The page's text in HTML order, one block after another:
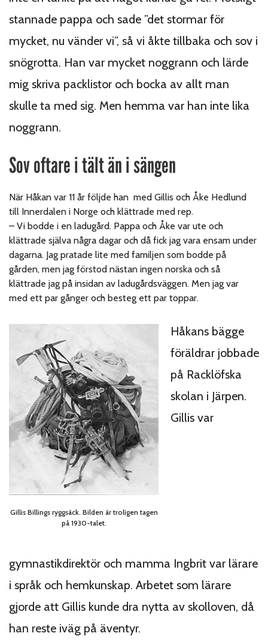
stannade pappa och sade ”det stormar för
mycket, nu vänder vi”, så vi åkte tillbaka och sov i
snögrotta. Han var mycket noggrann och lärde
mig skriva packlistor och bocka av allt man
skulle ta med sig. Men hemma var han inte lika
noggrann.
Sov oftare i tält än i sängen
När Håkan var 11 år följde han med Gillis och Åke Hedlund
till Innerdalen i Norge och klättrade med rep.
– Vi bodde i en ladugård. Pappa och Åke var ute och
klättrade själva några dagar och då fick jag vara ensam under
dagarna. Jag pratade lite med familjen som bodde på
gården, men jag förstod nästan ingen norska och så
klättrade jag på insidan av ladugårdsväggen. Men jag var
med ett par gånger och besteg ett par toppar.
Gillis Billings ryggsäck. Bilden är troligen tagen
på 1930-talet.
Håkans bägge
föräldrar jobbade
på Racklöfska
skolan i Järpen.
Gillis var
gymnastikdirektör och mamma Ingbrit var lärare
i språk och hemkunskap. Arbetet som lärare
gjorde att Gillis kunde dra nytta av skolloven, då
han reste iväg på äventyr.